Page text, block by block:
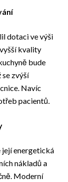
dotaci ve výši
kvality
bude
se zvýší
Navíc
pacientů.
její energetická
nákladů a
Moderní